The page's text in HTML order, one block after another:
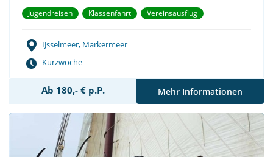
Jugendreisen Klassenfahrt Vereinsausflug
IJsselmeer, Markermeer
Kurzwoche
Ab 180,- € p.P. Mehr Informationen